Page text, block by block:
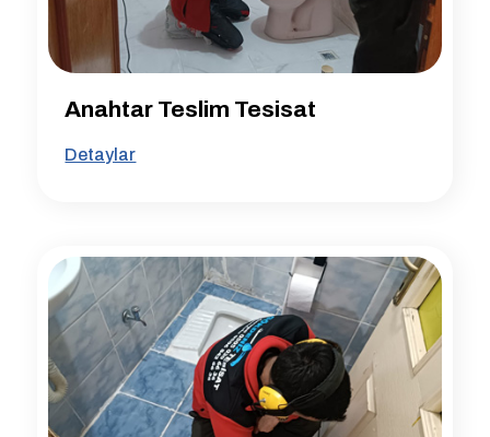
Anahtar Teslim Tesisat
Detaylar